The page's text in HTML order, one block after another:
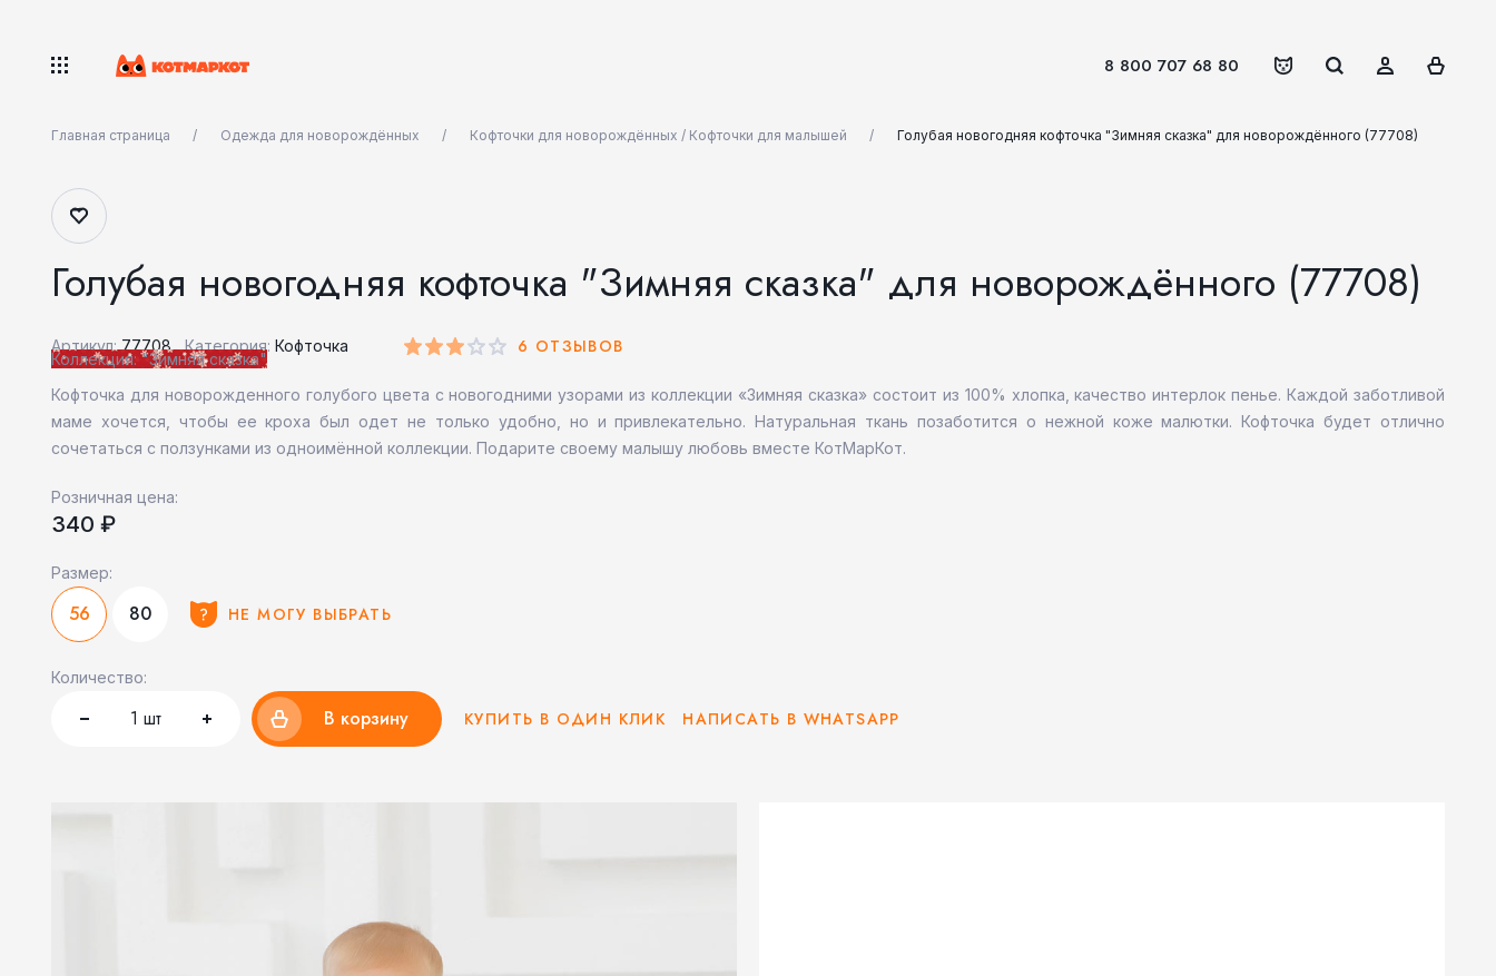
8 800 707 68 80
Главная страница Одежда для новорождённых Кофточки для новорождённых / Кофточки для малышей Голубая новогодняя кофточка "Зимняя сказка" для новорождённого (77708)
Голубая новогодняя кофточка "Зимняя сказка" для новорождённого (77708)
Артикул:77708 Категория: Кофточка 6 ОТЗЫВОВ
Коллекция: "Зимняя сказка"
Кофточка для новорожденного голубого цвета с новогодними узорами из коллекции «Зимняя сказка» состоит из 100% хлопка, качество интерлок пенье. Каждой заботливой
маме хочется, чтобы ее кроха был одет не только удобно, но и привлекательно. Натуральная ткань позаботится о нежной коже малютки. Кофточка будет отлично
сочетаться с ползунками из одноимённой коллекции. Подарите своему малышу любовь вместе КотМарКот.
Розничная цена:
340 ₽
Размер:
56 80 НЕ МОГУ ВЫБРАТЬ
Количество:
1 шт В корзину КУПИТЬ В ОДИН КЛИК НАПИСАТЬ В WHATSAPP